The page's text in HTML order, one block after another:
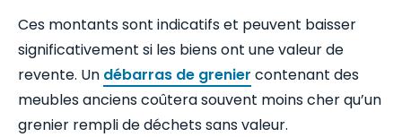
Ces montants sont indicatifs et peuvent baisser
significativement si les biens ont une valeur de
revente. Un débarras de grenier contenant des
meubles anciens coûtera souvent moins cher qu’un
grenier rempli de déchets sans valeur.